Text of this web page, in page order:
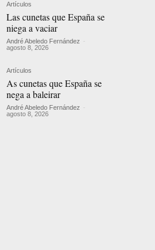
Artículos
Las cunetas que España se
niega a vaciar
André Abeledo Fernández -
agosto 8, 2026
Artículos
As cunetas que España se
nega a baleirar
André Abeledo Fernández -
agosto 8, 2026